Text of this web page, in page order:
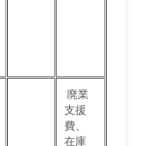
廃業
支援
費、
在庫